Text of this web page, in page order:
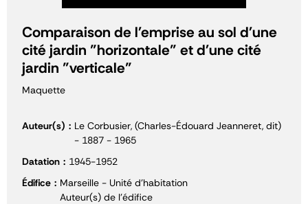
Comparaison de l'emprise au sol d'une
cité jardin "horizontale" et d'une cité
jardin "verticale"
Maquette
Auteur(s)
Le Corbusier, (Charles-Édouard Jeanneret, dit)
- 1887 - 1965
Datation
1945-1952
Édifice
Marseille - Unité d'habitation
Auteur(s) de l'édifice